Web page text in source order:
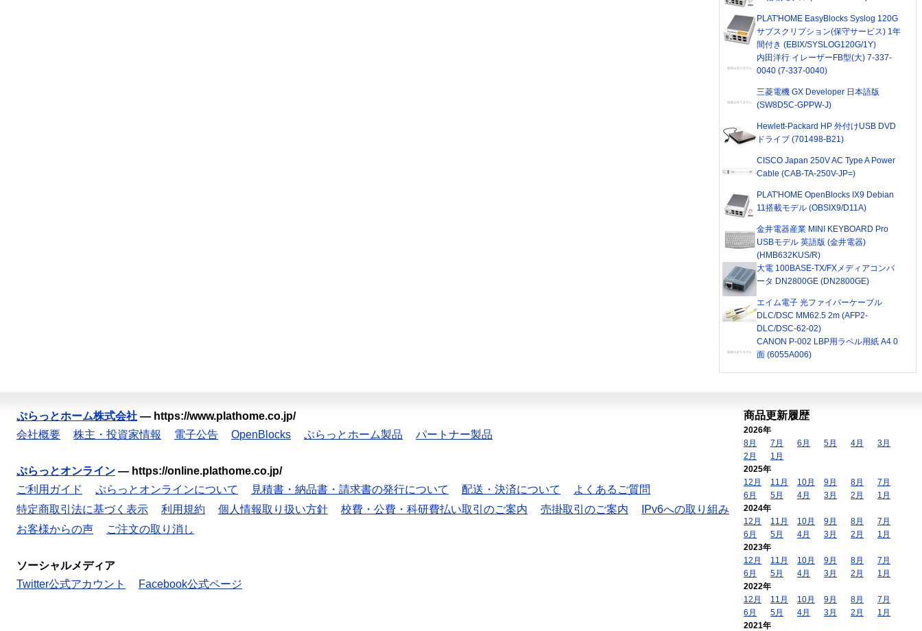
PLAT'HOME EasyBlocks Syslog 120G
サブスクリプション(保守サービス) 1年
間付き (EBIX/SYSLOG120G/1Y)
内田洋行 イレーザーFB型(大) 7-337-
0040 (7-337-0040)
三菱電機 GX Developer 日本語版
(SW8D5C-GPPW-J)
Hewlett-Packard HP 外付けUSB DVD
ドライブ (701498-B21)
CISCO Japan 250V AC Type A Power
Cable (CAB-TA-250V-JP=)
PLAT'HOME OpenBlocks IX9 Debian
11搭載モデル (OBSIX9/D11A)
金井電器産業 MINI KEYBOARD Pro
USBモデル 英語版 (金井電器)
(HMB632KUS/R)
大電 100BASE-TX/FXメディアコンバ
ータ DN2800GE (DN2800GE)
エイム電子 光ファイバーケーブル
DLC/DSC MM62.5 2m (AFP2-
DLC/DSC-62-02)
CANON P-002 LBP用ラベル用紙 A4 0
面 (6055A006)
ぷらっとホーム株式会社 — https://www.plathome.co.jp/
会社概要
株主・投資家情報 電子公告 OpenBlocks ぷらっとホーム製品 パートナー製品
ぷらっとオンライン — https://online.plathome.co.jp/
ご利用ガイド
ぷらっとオンラインについて 見積書・納品書・請求書の発行について 配送・決済について
よくあるご質問
特定商取引法に基づく表示
利用規約 個人情報取り扱い方針 校費・公費・科研費払い取引のご案内 売掛取引のご案内
IPv6への取り組み
お客様からの声
ご注文の取り消し
ソーシャルメディア
Twitter公式アカウント
Facebook公式ページ
商品更新履歴
2026年
8月
7月 6月 5月 4月
3月
2月
1月
2025年
12月
11月 10月 9月 8月
7月
6月
5月 4月 3月 2月
1月
2024年
12月
11月 10月 9月 8月
7月
6月
5月 4月 3月 2月
1月
2023年
12月
11月 10月 9月 8月
7月
6月
5月 4月 3月 2月
1月
2022年
12月
11月 10月 9月 8月
7月
6月
5月 4月 3月 2月
1月
2021年